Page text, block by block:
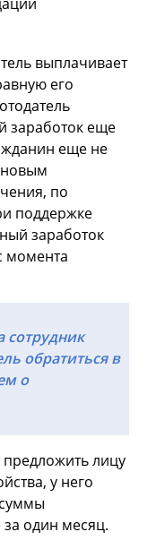
выплачивает
его
заработок еще
еще не
по
поддержке
заработок
момента
сотрудник
обратиться в
о
предложить лицу
у него
один месяц.